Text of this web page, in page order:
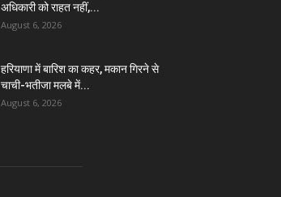
अधिकारी को राहत नहीं,...
August 6, 2026
हरियाणा में बारिश का कहर, मकान गिरने से
चाची-भतीजा मलबे में...
August 6, 2026